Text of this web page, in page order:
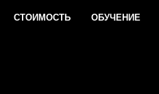
СТОИМОСТЬ ОБУЧЕНИЕ